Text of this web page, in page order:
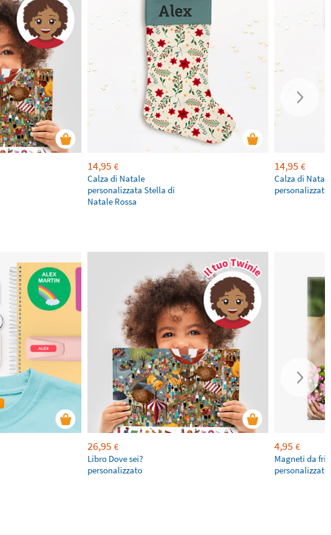
14,95 €
Calza di Natale
personalizzata Stella di
Natale Rossa
14,95 €
Calza di Natale
26,95 €
Libro Dove sei?
personalizzato
4,95 €
Magneti da
personalizzati